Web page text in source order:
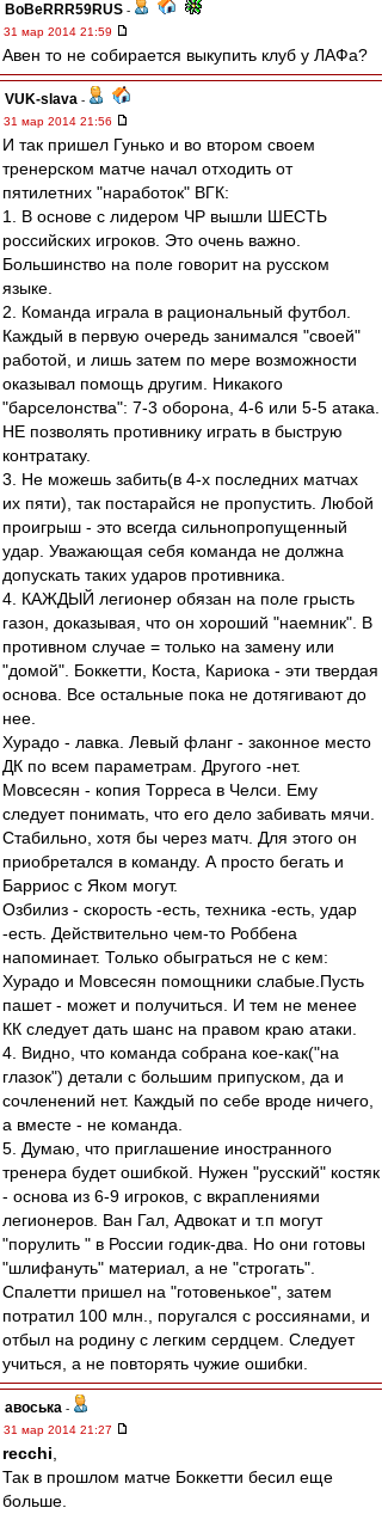
BoBeRRR59RUS -
31 мар 2014 21:59
Авен то не собирается выкупить клуб у ЛАФа?
VUK-slava -
31 мар 2014 21:56
И так пришел Гунько и во втором своем
тренерском матче начал отходить от
пятилетних "наработок" ВГК:
1. В основе с лидером ЧР вышли ШЕСТЬ
российских игроков. Это очень важно.
Большинство на поле говорит на русском
языке.
2. Команда играла в рациональный футбол.
Каждый в первую очередь занимался "своей"
работой, и лишь затем по мере возможности
оказывал помощь другим. Никакого
"барселонства": 7-3 оборона, 4-6 или 5-5 атака.
НЕ позволять противнику играть в быструю
контратаку.
3. Не можешь забить(в 4-х последних матчах
их пяти), так постарайся не пропустить. Любой
проигрыш - это всегда сильнопропущенный
удар. Уважающая себя команда не должна
допускать таких ударов противника.
4. КАЖДЫЙ легионер обязан на поле грысть
газон, доказывая, что он хороший "наемник". В
противном случае = только на замену или
"домой". Боккетти, Коста, Кариока - эти твердая
основа. Все остальные пока не дотягивают до
нее.
Хурадо - лавка. Левый фланг - законное место
ДК по всем параметрам. Другого -нет.
Мовсесян - копия Торреса в Челси. Ему
следует понимать, что его дело забивать мячи.
Стабильно, хотя бы через матч. Для этого он
приобретался в команду. А просто бегать и
Барриос с Яком могут.
Озбилиз - скорость -есть, техника -есть, удар
-есть. Действительно чем-то Роббена
напоминает. Только обыграться не с кем:
Хурадо и Мовсесян помощники слабые.Пусть
пашет - может и получиться. И тем не менее
КК следует дать шанс на правом краю атаки.
4. Видно, что команда собрана кое-как("на
глазок") детали с большим припуском, да и
сочленений нет. Каждый по себе вроде ничего,
а вместе - не команда.
5. Думаю, что приглашение иностранного
тренера будет ошибкой. Нужен "русский" костяк
- основа из 6-9 игроков, с вкраплениями
легионеров. Ван Гал, Адвокат и т.п могут
"порулить " в России годик-два. Но они готовы
"шлифануть" материал, а не "строгать".
Спалетти пришел на "готовенькое", затем
потратил 100 млн., поругался с россиянами, и
отбыл на родину с легким сердцем. Следует
учиться, а не повторять чужие ошибки.
авоська -
31 мар 2014 21:27
recchi
Так в прошлом матче Боккетти бесил еще
больше.